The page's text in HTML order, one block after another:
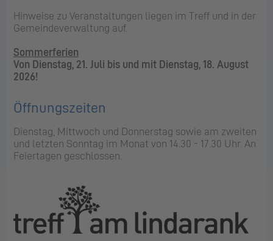
Hin­wei­se zu Ver­an­stal­tun­gen lie­gen im Treff und in der
Ge­mein­de­ver­wal­tung auf.
Sommerferien
Von Dienstag, 21. Juli bis und mit Dienstag, 18. August
2026!
Öffnungszeiten
Dienstag, Mittwoch und Donnerstag sowie am zweiten
und letzten Sonntag im Monat von 14.30 - 17.30 Uhr. An
Feiertagen geschlossen.